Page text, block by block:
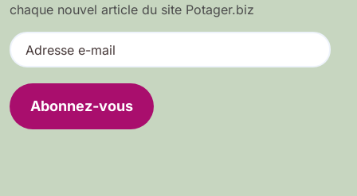
chaque nouvel article du site Potager.biz
A
d
e
s
Abonnez-vous